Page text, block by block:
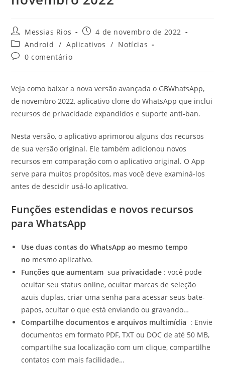
Autor
do
post:
Messias Rios
Post
publicado:
4 de novembro de 2022
Categoria
do
post:
Android / Aplicativos / Notícias
Comentários
0 comentário
Veja como baixar a nova versão avançada o GBWhatsApp,
de novembro 2022, aplicativo clone do WhatsApp que inclui
recursos de privacidade expandidos e suporte anti-ban.
Nesta versão, o aplicativo aprimorou alguns dos recursos
de sua versão original. Ele também adicionou novos
recursos em comparação com o aplicativo original. O App
serve para muitos propósitos, mas você deve examiná-los
antes de descidir usá-lo aplicativo.
Funções estendidas e novos recursos
para WhatsApp
Use duas contas do WhatsApp ao mesmo tempo
no mesmo aplicativo.
Funções que aumentam sua privacidade : você pode
ocultar seu status online, ocultar marcas de seleção
azuis duplas, criar uma senha para acessar seus bate-
papos, ocultar o que está enviando ou gravando…
Compartilhe documentos e arquivos multimídia : Envie
documentos em formato PDF, TXT ou DOC de até 50 MB,
compartilhe sua localização com um clique, compartilhe
contatos com mais facilidade…